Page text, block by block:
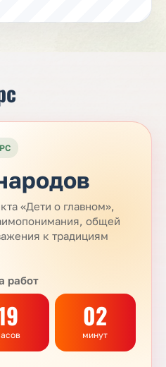
«Дети о главном»,
общей
к традициям
работ
02
минут